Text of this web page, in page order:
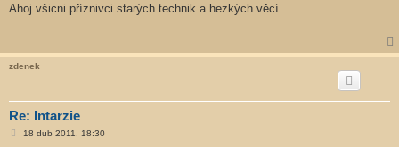
í
k
Ahoj všicni příznivci starých technik a hezkých věcí.
zdenek
Re: Intarzie
P18 dub 2011, 18:30